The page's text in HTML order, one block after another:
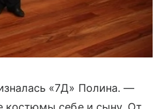
«7Д» Полина. —